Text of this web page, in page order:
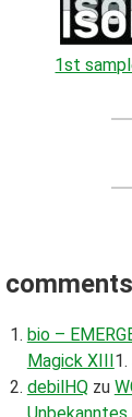
1st
comments
bio –
Magick XIII
debilHQzu